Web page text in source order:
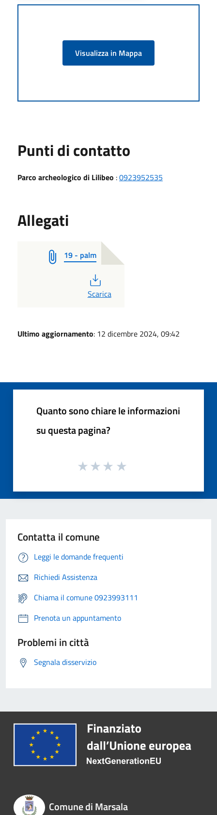
Visualizza in Mappa
Punti di contatto
Parco archeologico di Lilibeo :0923952535
Allegati
19 - palm
PDF
Scarica
Ultimo aggiornamento: 12 dicembre 2024, 09:42
Quanto sono chiare le informazioni
su questa pagina?
Contatta il comune
Leggi le domande frequenti
Richiedi Assistenza
Chiama il comune 0923993111
Prenota un appuntamento
Problemi in città
Segnala disservizio
Comune di Marsala